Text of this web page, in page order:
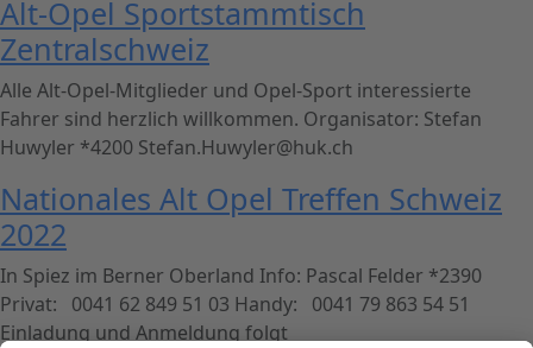
Alt-Opel Sportstammtisch
Zentralschweiz
Alle Alt-Opel-Mitglieder und Opel-Sport interessierte
Fahrer sind herzlich willkommen. Organisator: Stefan
Huwyler *4200 Stefan.Huwyler@huk.ch
Nationales Alt Opel Treffen Schweiz
2022
In Spiez im Berner Oberland Info: Pascal Felder *2390
Privat: 0041 62 849 51 03 Handy: 0041 79 863 54 51
Einladung und Anmeldung folgt